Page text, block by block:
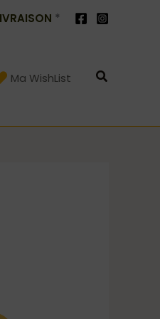
*
Ma WishList